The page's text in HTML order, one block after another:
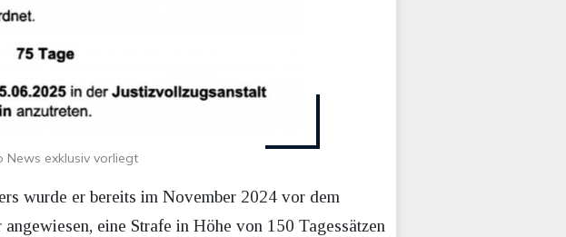
News exklusiv vorliegt
wurde er bereits im November 2024 vor dem
eine Strafe in Höhe von 150 Tagessätzen